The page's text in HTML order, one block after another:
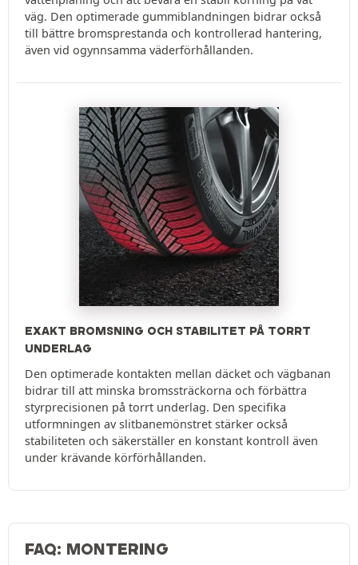
väg. Den optimerade gummiblandningen bidrar också
till bättre bromsprestanda och kontrollerad hantering,
även vid ogynnsamma väderförhållanden.
EXAKT BROMSNING OCH STABILITET PÅ TORRT
UNDERLAG
Den optimerade kontakten mellan däcket och vägbanan
bidrar till att minska bromssträckorna och förbättra
styrprecisionen på torrt underlag. Den specifika
utformningen av slitbanemönstret stärker också
stabiliteten och säkerställer en konstant kontroll även
under krävande körförhållanden.
FAQ: MONTERING